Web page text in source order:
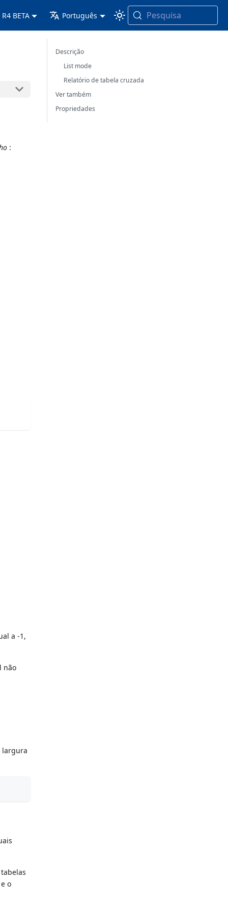
BETA Português Pesquisa
:
a -1,
não
largura
o
Descrição
List mode
Relatório de tabela cruzada
Ver também
Propriedades